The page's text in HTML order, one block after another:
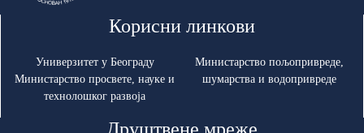
Корисни линкови
Универзитет у Београду
Министарство просвете, науке и
технолошког развоја
Министарство пољопривреде,
шумарства и водопривреде